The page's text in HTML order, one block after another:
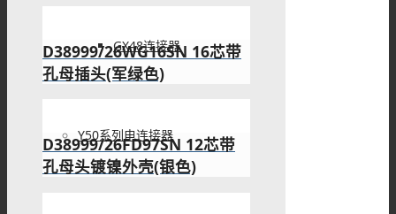
GX48连接器
Y50系列电连接器
D38999/26WG16SN 16芯带
孔母插头(军绿色)
D38999/26FD97SN 12芯带
孔母头镀镍外壳(银色)